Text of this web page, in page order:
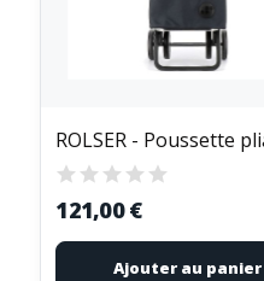
121,00 €
Ajouter au panier